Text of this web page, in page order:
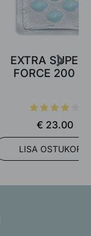
EXTRA SUPER
FORCE 200
€ 23.00
LISA OSTUKORVI